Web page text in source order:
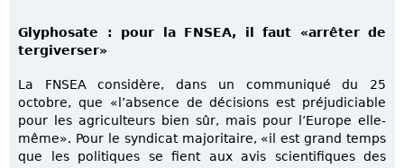
Glyphosate : pour la FNSEA, il faut «arrêter de
tergiverser»
La FNSEA considère, dans un communiqué du 25
octobre, que «l’absence de décisions est préjudiciable
pour les agriculteurs bien sûr, mais pour l’Europe elle-
même». Pour le syndicat majoritaire, «il est grand temps
que les politiques se fient aux avis scientifiques des